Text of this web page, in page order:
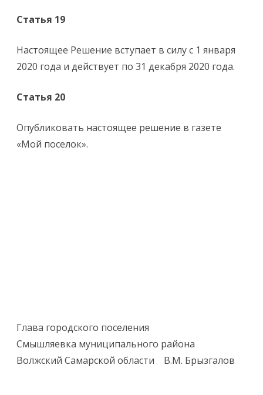
Статья 19
Настоящее Решение вступает в силу с 1 января
2020 года и действует по 31 декабря 2020 года.
Статья 20
Опубликовать настоящее решение в газете
«Мой поселок».
Глава городского поселения
Смышляевка муниципального района
Волжский Самарской области В.М. Брызгалов